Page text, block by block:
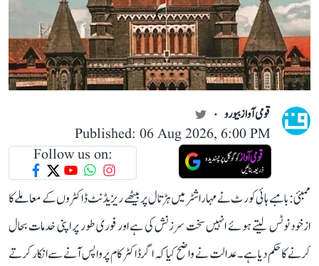
قومی آواز بیورو
Published: 06 Aug 2026, 6:00 PM
Follow us on:
ممبئی: بامبے ہائی کورٹ نے مہاراشٹر میں ہڑتال پر بیٹھے ریزیڈنٹ ڈاکٹروں کے معاملے کا
ازخود نوٹس لیتے ہوئے انہیں سخت سرزنش کی ہے اور فوری طور پر اپنی خدمات بحال
کرنے کا حکم دیا ہے۔ عدالت نے واضح کیا کہ اگر ڈاکٹر کام پر واپس آنے سے انکار کرتے